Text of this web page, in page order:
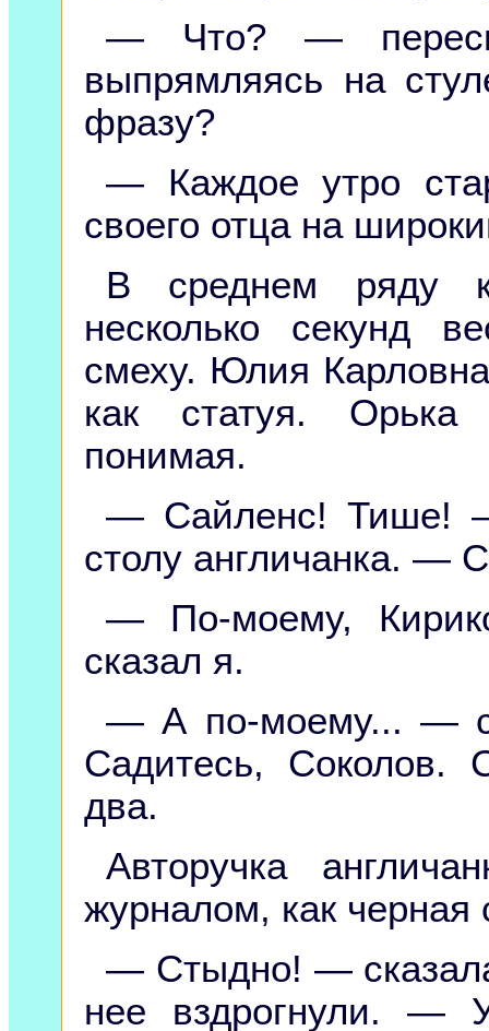
— Что? —
выпрямляясь на
фразу?
— Каждое утро
своего отца на
В среднем ряду
несколько секунд
смеху. Юлия
как статуя. Орька
понимая.
— Сайленс! Тише!
столу англичанка. —
— По-моему,
сказал я.
— А по-моему... —
Садитесь, Соколов.
два.
Авторучка
журналом, как черная
— Стыдно! —
нее вздрогнули. —